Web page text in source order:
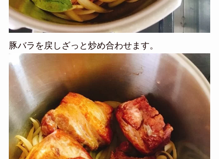
豚バラを戻しざっと炒め合わせます。